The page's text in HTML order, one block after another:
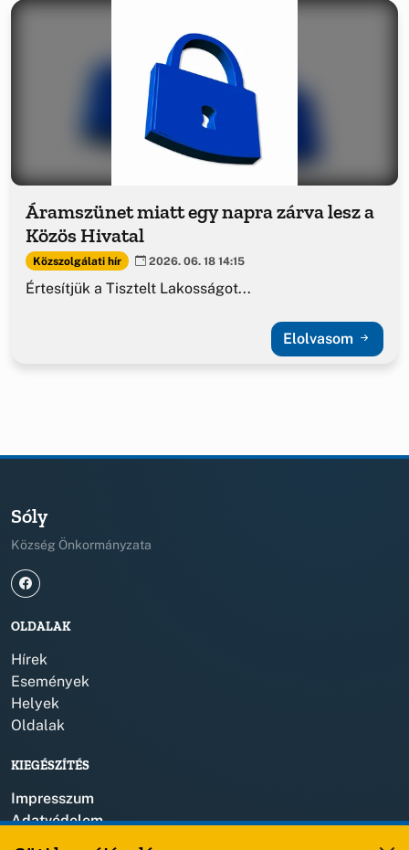
Áramszünet miatt egy napra zárva lesz a
Közös Hivatal
Közszolgálati hír 2026. 06. 18 14:15
Értesítjük a Tisztelt Lakosságot...
Elolvasom
Sóly
Község Önkormányzata
OLDALAK
Hírek
Események
Helyek
Oldalak
KIEGÉSZÍTÉS
Impresszum
Adatvédelem